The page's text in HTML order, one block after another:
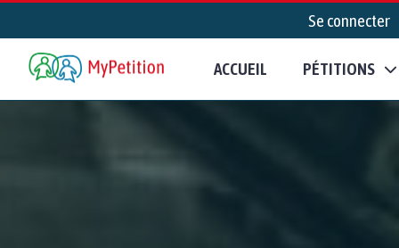
Se connecter
ACCUEIL PÉTITIONS